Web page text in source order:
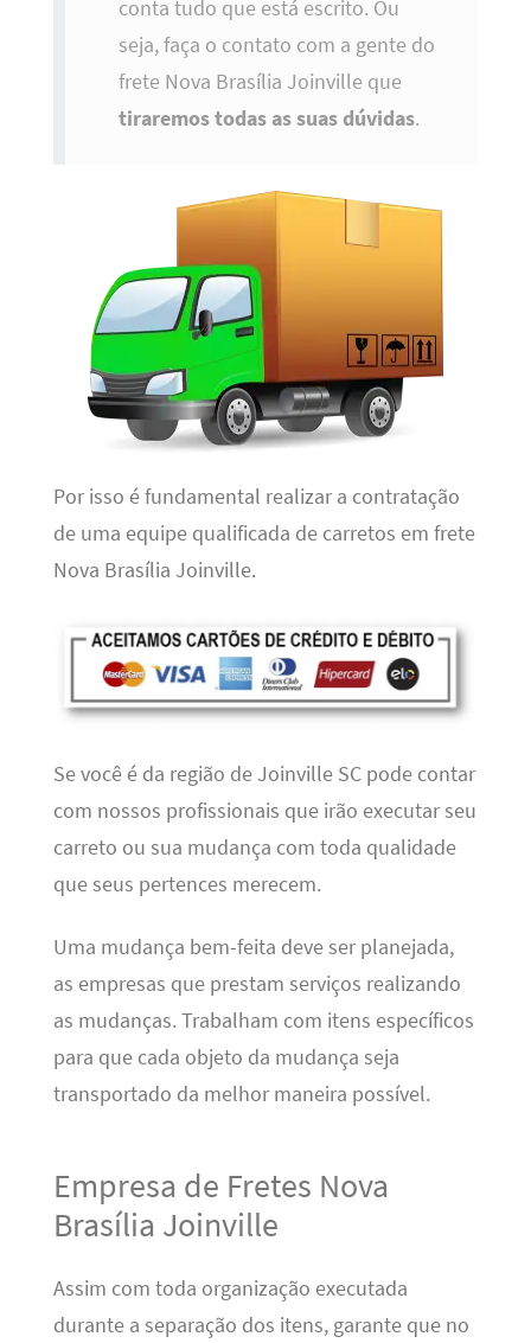
conta tudo que está escrito. Ou
seja, faça o contato com a gente do
frete Nova Brasília Joinville que
tiraremos todas as suas dúvidas.
Por isso é fundamental realizar a contratação
de uma equipe qualificada de carretos em frete
Nova Brasília Joinville.
Se você é da região de Joinville SC pode contar
com nossos profissionais que irão executar seu
carreto ou sua mudança com toda qualidade
que seus pertences merecem.
Uma mudança bem-feita deve ser planejada,
as empresas que prestam serviços realizando
as mudanças. Trabalham com itens específicos
para que cada objeto da mudança seja
transportado da melhor maneira possível.
Empresa de Fretes Nova
Brasília Joinville
Assim com toda organização executada
durante a separação dos itens, garante que no